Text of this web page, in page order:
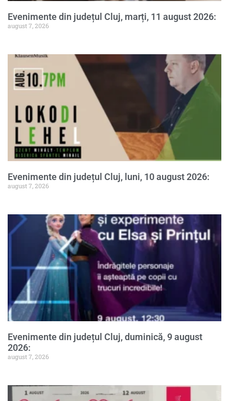
Evenimente din județul Cluj, marți, 11 august 2026:
august 7, 2026
Evenimente din județul Cluj, luni, 10 august 2026:
august 7, 2026
Evenimente din județul Cluj, duminică, 9 august
2026:
august 7, 2026